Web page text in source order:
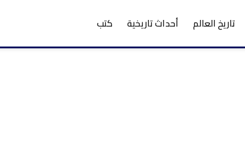
تاريخ العالم أحداث تاريخية كتب